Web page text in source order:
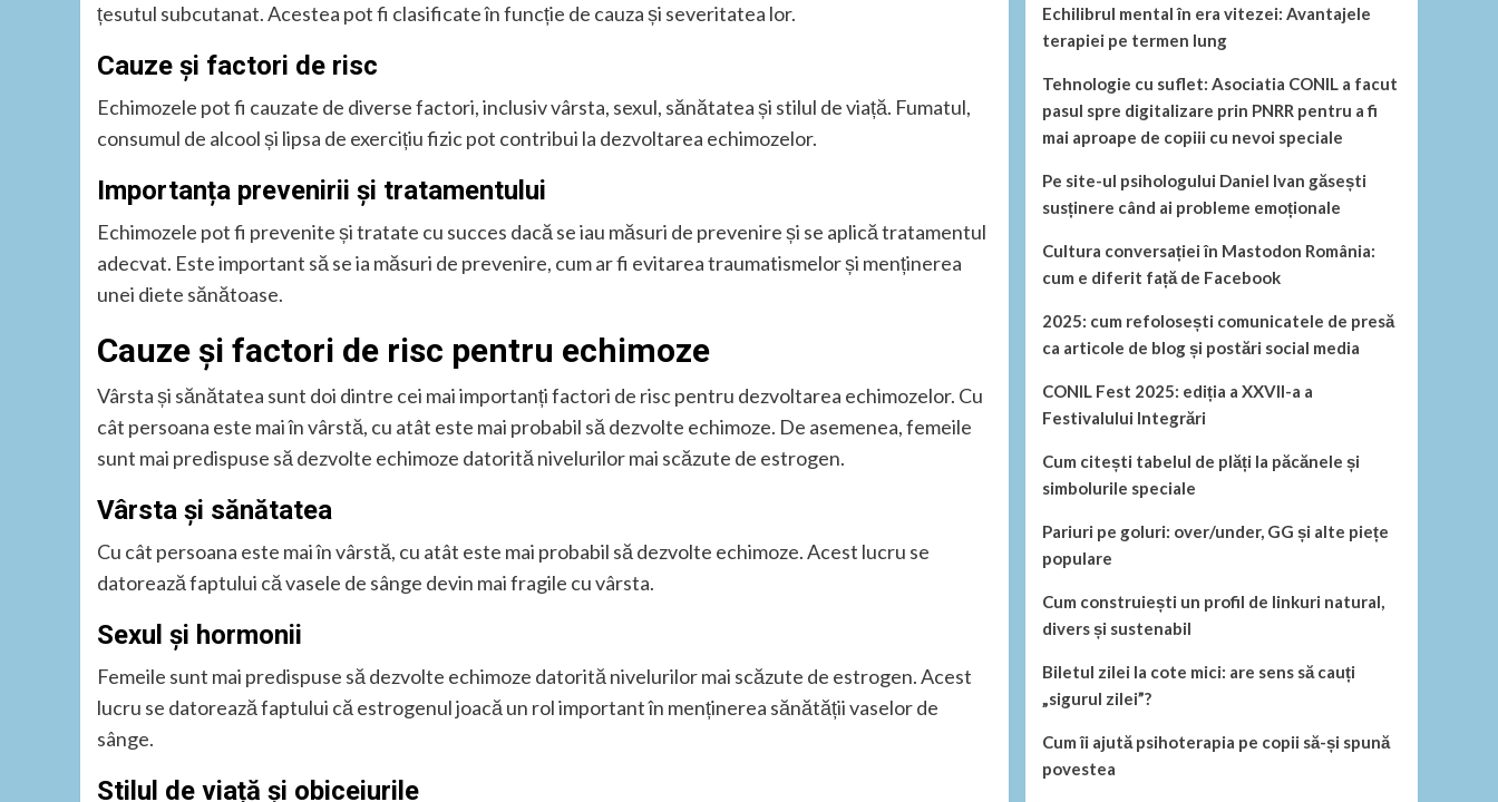
țesutul subcutanat. Acestea pot fi clasificate în funcție de cauza și severitatea lor.
Cauze și factori de risc
Echimozele pot fi cauzate de diverse factori, inclusiv vârsta, sexul, sănătatea și stilul de viață. Fumatul,
consumul de alcool și lipsa de exercițiu fizic pot contribui la dezvoltarea echimozelor.
Importanța prevenirii și tratamentului
Echimozele pot fi prevenite și tratate cu succes dacă se iau măsuri de prevenire și se aplică tratamentul
adecvat. Este important să se ia măsuri de prevenire, cum ar fi evitarea traumatismelor și menținerea
unei diete sănătoase.
Cauze și factori de risc pentru echimoze
Vârsta și sănătatea sunt doi dintre cei mai importanți factori de risc pentru dezvoltarea echimozelor. Cu
cât persoana este mai în vârstă, cu atât este mai probabil să dezvolte echimoze. De asemenea, femeile
sunt mai predispuse să dezvolte echimoze datorită nivelurilor mai scăzute de estrogen.
Vârsta și sănătatea
Cu cât persoana este mai în vârstă, cu atât este mai probabil să dezvolte echimoze. Acest lucru se
datorează faptului că vasele de sânge devin mai fragile cu vârsta.
Sexul și hormonii
Femeile sunt mai predispuse să dezvolte echimoze datorită nivelurilor mai scăzute de estrogen. Acest
lucru se datorează faptului că estrogenul joacă un rol important în menținerea sănătății vaselor de
sânge.
Stilul de viață și obiceiurile
Echilibrul mental în era vitezei: Avantajele
terapiei pe termen lung
Tehnologie cu suflet: Asociatia CONIL a facut
pasul spre digitalizare prin PNRR pentru a fi
mai aproape de copiii cu nevoi speciale
Pe site-ul psihologului Daniel Ivan găsești
susținere când ai probleme emoționale
Cultura conversației în Mastodon România:
cum e diferit față de Facebook
2025: cum refolosești comunicatele de presă
ca articole de blog și postări social media
CONIL Fest 2025: ediția a XXVII-a a
Festivalului Integrări
Cum citești tabelul de plăți la păcănele și
simbolurile speciale
Pariuri pe goluri: over/under, GG și alte piețe
populare
Cum construiești un profil de linkuri natural,
divers și sustenabil
Biletul zilei la cote mici: are sens să cauți
„sigurul zilei”?
Cum îi ajută psihoterapia pe copii să-și spună
povestea